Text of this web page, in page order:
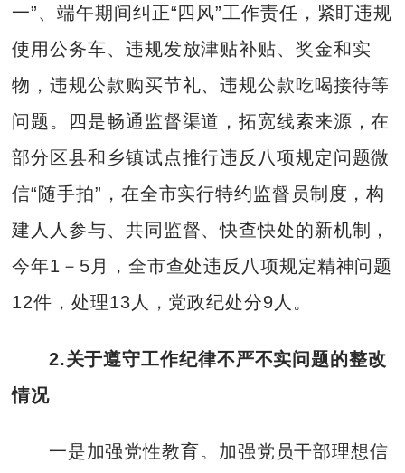
一”、端午期间纠正“四风”工作责任，紧盯违规
使用公务车、违规发放津贴补贴、奖金和实
物，违规公款购买节礼、违规公款吃喝接待等
问题。四是畅通监督渠道，拓宽线索来源，在
部分区县和乡镇试点推行违反八项规定问题微
信“随手拍”，在全市实行特约监督员制度，构
建人人参与、共同监督、快查快处的新机制，
今年1－5月，全市查处违反八项规定精神问题
12件，处理13人，党政纪处分9人。
2.关于遵守工作纪律不严不实问题的整改
情况
一是加强党性教育。加强党员干部理想信